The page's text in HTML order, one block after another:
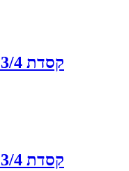
קסדת 3/4 לאופנוע, קסדת מסכה רטרו
קסדת 3/4 לאופנוע, קסדת מסכה רטרו